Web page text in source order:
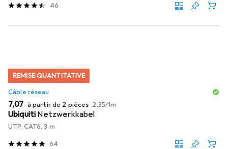
46
REMISE QUANTITATIVE
Câble réseau
EUR
7,07 à partir de 2 pièces EUR
2,35/1m
Ubiquiti Netzwerkkabel
UTP, CAT6, 3 m
64